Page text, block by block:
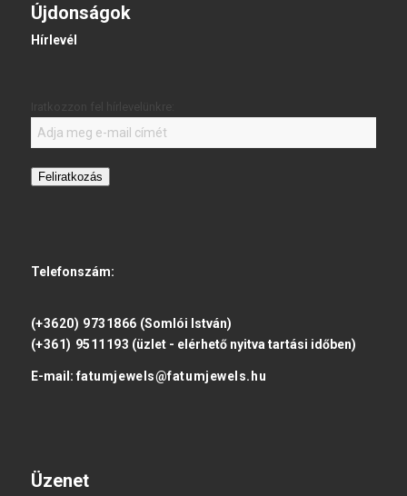
Újdonságok
Hírlevél
Feliratkozás
Telefonszám:
(+3620) 9731866 (Somlói István)
(+361) 9511193 (üzlet - elérhető nyitva tartási időben)
E-mail: fatumjewels@fatumjewels.hu
Üzenet